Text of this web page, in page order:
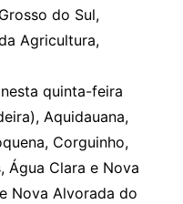
do Sul,
Agricultura,
quinta-feira
Aquidauana,
Corguinho,
Água Clara e Nova
Nova Alvorada do